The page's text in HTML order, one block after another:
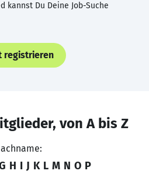
kannst Du Deine Job-Suche
registrieren
von A bis Z
H I J K L M N O P